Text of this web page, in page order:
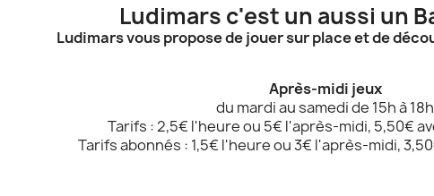
Ludimars c'est un aussi un
Ludimars vous propose de jouer sur place et de
Après-midi jeux
du mardi au samedi de 15h à 18h
Tarifs : 2,5€ l'heure ou 5€ l'après-midi, 5,50€
Tarifs abonnés : 1,5€ l'heure ou 3€ l'après-midi,